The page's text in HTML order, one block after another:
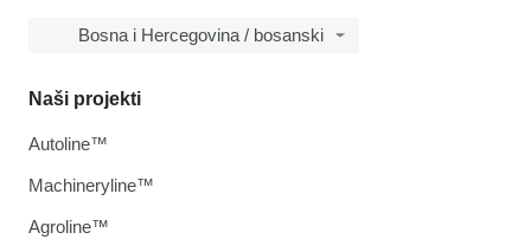
Bosna i Hercegovina / bosanski
Naši projekti
Autoline™
Machineryline™
Agroline™